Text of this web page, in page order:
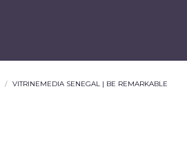
VITRINEMEDIA SENEGAL | BE REMARKABLE